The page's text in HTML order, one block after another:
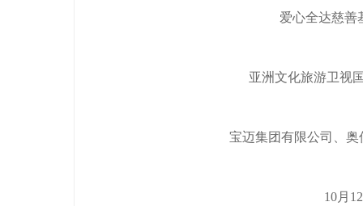
爱心全达慈善
亚洲文化旅游卫视
宝迈集团有限公司、
10月